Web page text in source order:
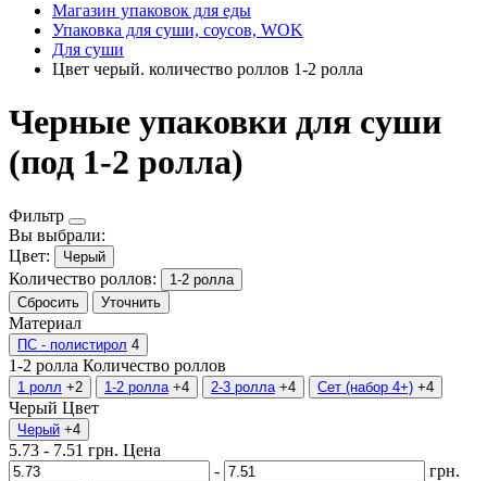
Магазин упаковок для еды
Упаковка для суши, соусов, WOK
Для суши
Цвет черый. количество роллов 1-2 ролла
Черные упаковки для суши
(под 1-2 ролла)
Фильтр
Вы выбрали:
Цвет:
Черый
Количество роллов:
1-2 ролла
Сбросить
Уточнить
Материал
ПС - полистирол 4
1-2 ролла Количество роллов
1 ролл +2 1-2 ролла +4 2-3 ролла +4 Сет (набор 4+) +4
Черый Цвет
Черый +4
5.73 - 7.51 грн. Цена
-
грн.